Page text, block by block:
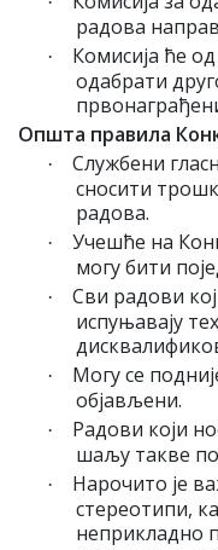
радова
·
Комисија ће
одабрати
Општа правила
·
Службени
сносити
радова.
·
Учешће на
могу бити
·
Сви радови
испуњавају
·
Могу се
објављени.
·
Радови који
шаљу такве
·
Нарочито је
стереотипи,
неприкладно